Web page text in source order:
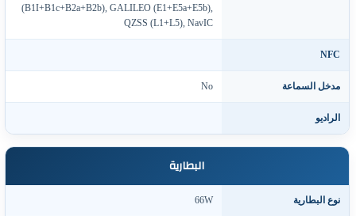
(B1I+B1c+B2a+B2b), GALILEO (E1+E5a+E5b),
QZSS (L1+L5), NavIC
السماعة
البطارية
البطارية 66W